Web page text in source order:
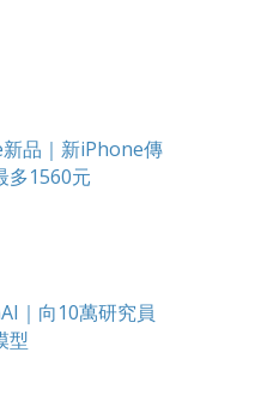
品｜新iPhone傳
多1560元
｜向10萬研究員
型